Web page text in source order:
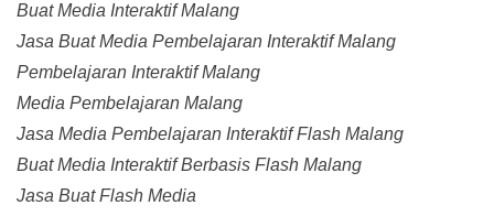
Buat Media Interaktif Malang
Jasa Buat Media Pembelajaran Interaktif Malang
Pembelajaran Interaktif Malang
Media Pembelajaran Malang
Jasa Media Pembelajaran Interaktif Flash Malang
Buat Media Interaktif Berbasis Flash Malang
Jasa Buat Flash Media